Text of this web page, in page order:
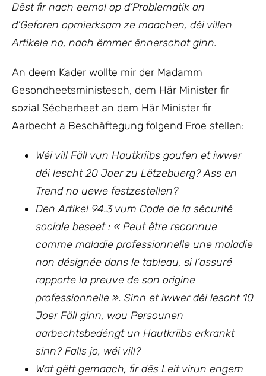
Dëst fir nach eemol op d’Problematik an
d’Geforen opmierksam ze maachen, déi villen
Artikele no, nach ëmmer ënnerschat ginn.
An deem Kader wollte mir der Madamm
Gesondheetsministesch, dem Här Minister fir
sozial Sécherheet an dem Här Minister fir
Aarbecht a Beschäftegung folgend Froe stellen:
Wéi vill Fäll vun Hautkriibs goufen et iwwer
déi lescht 20 Joer zu Lëtzebuerg? Ass en
Trend no uewe festzestellen?
Den Artikel 94.3 vum Code de la sécurité
sociale beseet : « Peut être reconnue
comme maladie professionnelle une maladie
non désignée dans le tableau, si l’assuré
rapporte la preuve de son origine
professionnelle ». Sinn et iwwer déi lescht 10
Joer Fäll ginn, wou Persounen
aarbechtsbedéngt un Hautkriibs erkrankt
sinn? Falls jo, wéi vill?
Wat gëtt gemaach, fir dës Leit virun engem